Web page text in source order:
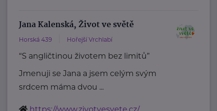
Jana Kalenská, Život ve světě
Horská 439 Hořejší Vrchlabí
“S angličtinou životem bez limitů”
Jmenuji se Jana a jsem celým svým
srdcem máma dvou ...